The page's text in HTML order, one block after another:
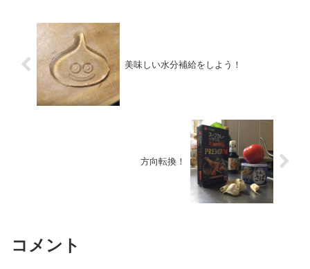
美味しい水分補給をしよう！
方向転換！
コメント